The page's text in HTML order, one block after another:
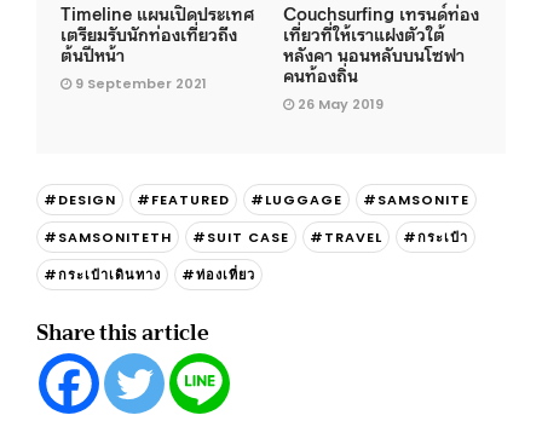
Timeline แผนเปิดประเทศ
เตรียมรับนักท่องเที่ยวถึง
ต้นปีหน้า
9 September 2021
Couchsurfing เทรนด์ท่อง
เที่ยวที่ให้เราแฝงตัวใต้
หลังคา นอนหลับบนโซฟา
คนท้องถิ่น
26 May 2019
#DESIGN #FEATURED #LUGGAGE
#SAMSONITE
#SAMSONITETH
#SUIT CASE #TRAVEL
#กระเป๋า
#กระเป๋าเดินทาง
#ท่องเที่ยว
Share this article